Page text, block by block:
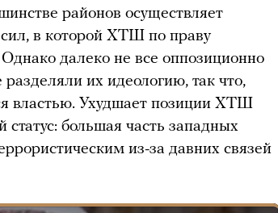
районов осуществляет
в которой ХТШ по праву
далеко не все оппозиционно
их идеологию, так что,
властью. Ухудшает позиции ХТШ
большая часть западных
из-за давних связей